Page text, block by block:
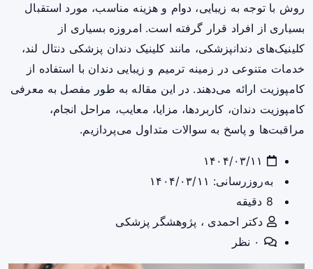
روش با توجه به زیبایی، دوام و هزینه مناسب، مورد استقبال
بسیاری از افراد قرار گرفته است. امروزه بسیاری از
کلینیک‌های دندانپزشکی، مانند کلینیک دندان پزشکی دنتال لند،
خدمات متنوعی در زمینه ترمیم و زیبایی دندان با استفاده از
کامپوزیت ارائه می‌دهند. در این مقاله به طور مفصل به معرفی
کامپوزیت دندان، کاربردها، مزایا، معایب، مراحل انجام،
مراقبت‌ها و پاسخ به سوالات متداول می‌پردازیم.
به‌روزرسانی: ۱۴۰۴/۰۳/۱۱
دکتر احمدی ، پژوهشگر پزشکی